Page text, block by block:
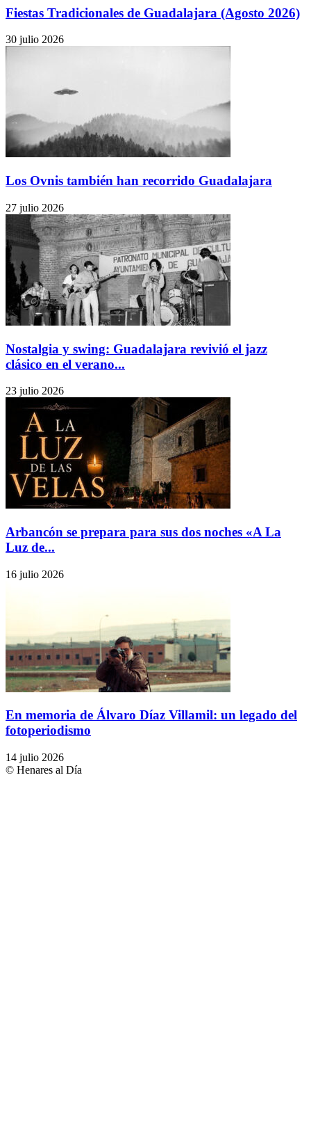
Fiestas Tradicionales de Guadalajara (Agosto 2026)
30 julio 2026
Los Ovnis también han recorrido Guadalajara
27 julio 2026
Nostalgia y swing: Guadalajara revivió el jazz
clásico en el verano...
23 julio 2026
Arbancón se prepara para sus dos noches «A La
Luz de...
16 julio 2026
En memoria de Álvaro Díaz Villamil: un legado del
fotoperiodismo
14 julio 2026
© Henares al Día